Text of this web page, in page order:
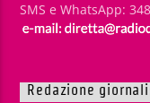
SMS e WhatsApp:
Redazione